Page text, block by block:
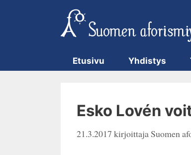
Etusivu Yhdistys
Esko Lovén
21.3.2017 kirjoittajaSuomen